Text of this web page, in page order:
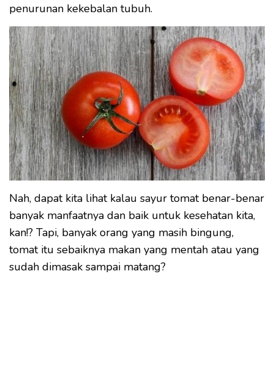
penurunan kekebalan tubuh.
Nah, dapat kita lihat kalau sayur tomat benar-benar
banyak manfaatnya dan baik untuk kesehatan kita,
kan!? Tapi, banyak orang yang masih bingung,
tomat itu sebaiknya makan yang mentah atau yang
sudah dimasak sampai matang?